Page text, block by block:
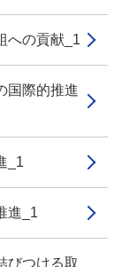
への貢献_1
国際的推進
_1
進_1
びつける取